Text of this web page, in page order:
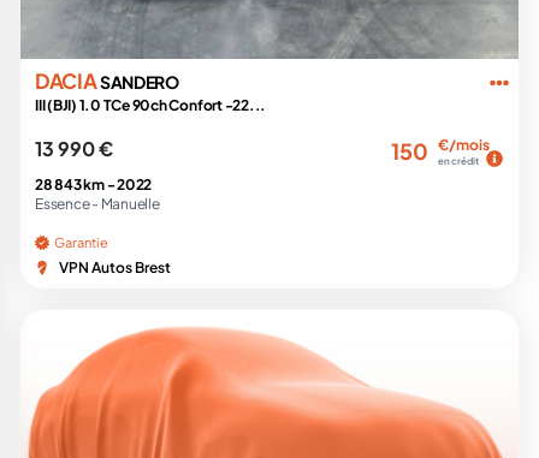
DACIASANDERO
III (BJI) 1.0 TCe 90ch Confort -22...
13 990 € 150 €/mois
en crédit
28 843 km -2022
Essence - Manuelle
Garantie
VPN Autos Brest